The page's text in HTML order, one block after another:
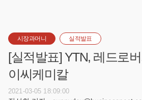
시장과머니 실적발표
[실적발표] YTN, 레드로
이씨케미칼
2021-03-05 18:09:00